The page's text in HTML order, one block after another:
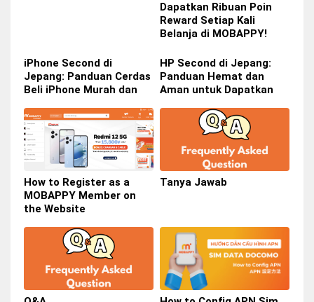
Dapatkan Ribuan Poin
Reward Setiap Kali
Belanja di MOBAPPY!
iPhone Second di
Jepang: Panduan Cerdas
Beli iPhone Murah dan
HP Second di Jepang:
Panduan Hemat dan
Aman untuk Dapatkan
How to Register as a
MOBAPPY Member on
the Website
Tanya Jawab